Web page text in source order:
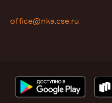
office@nka.cse.ru